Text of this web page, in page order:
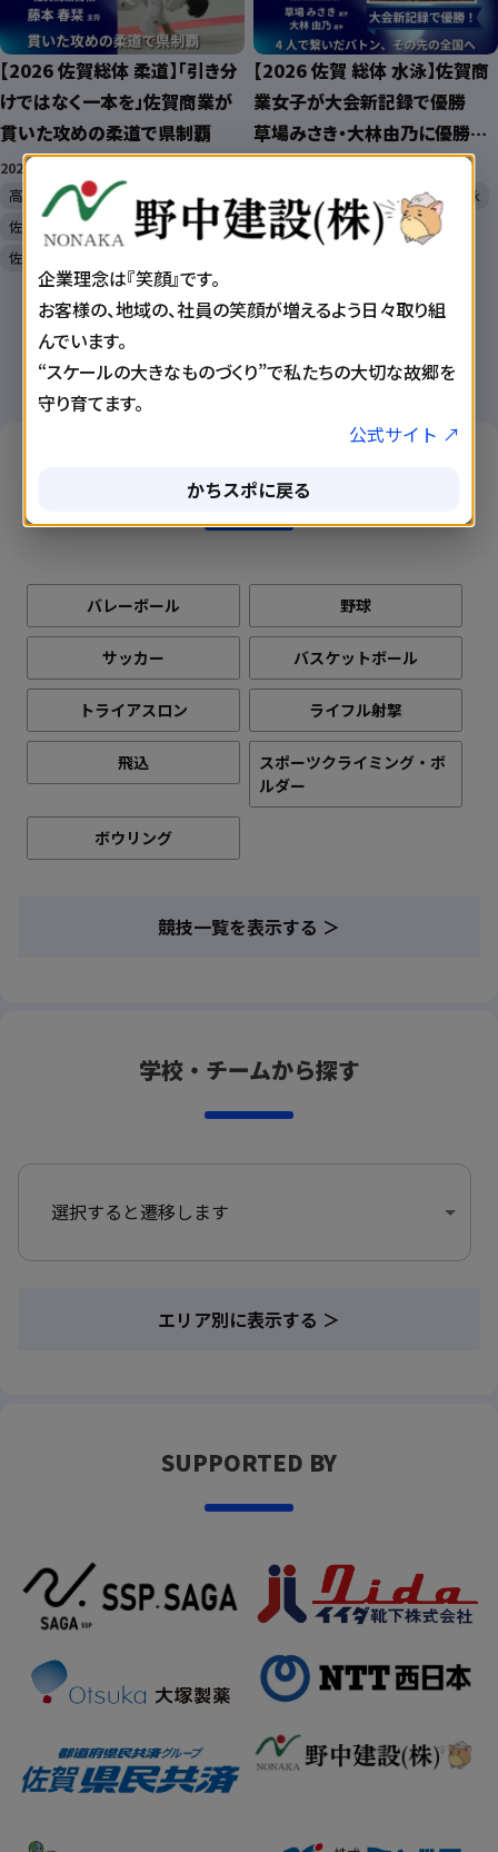
【2026 佐賀総体 柔道】「引き分
けではなく一本を」佐賀商業が
貫いた攻めの柔道で県制覇
2026/6/16 10:00:00
高校総体
佐賀商業高校
佐賀学園高校
小城高校
佐賀工業高校
【2026 佐賀 総体 水泳】佐賀商
業女子が大会新記録で優勝
草場みさき・大林由乃に優勝イ
ンタビュー
高校総体 佐賀商業高校 水泳
1
競技から探す
バレーボール 野球
サッカー バスケットボール
トライアスロン ライフル射撃
飛込
スポーツクライミング・ボ
ルダー
ボウリング
競技一覧を表示する ＞
学校・チームから探す
選択すると遷移します
エリア別に表示する ＞
SUPPORTED BY
企業理念は『笑顔』です。
お客様の、地域の、社員の笑顔が増えるよう日々取り組
んでいます。
“スケールの大きなものづくり”で私たちの大切な故郷を
守り育てます。
公式サイト ↗
かちスポに戻る